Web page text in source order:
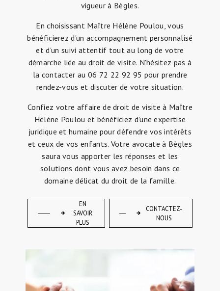
vigueur à Bègles.
En choisissant Maître Hélène Poulou, vous
bénéficierez d'un accompagnement personnalisé
et d'un suivi attentif tout au long de votre
démarche liée au droit de visite. N'hésitez pas à
la contacter au 06 72 22 92 95 pour prendre
rendez-vous et discuter de votre situation.
Confiez votre affaire de droit de visite à Maître
Hélène Poulou et bénéficiez d'une expertise
juridique et humaine pour défendre vos intérêts
et ceux de vos enfants. Votre avocate à Bègles
saura vous apporter les réponses et les
solutions dont vous avez besoin dans ce
domaine délicat du droit de la famille.
EN
SAVOIR
PLUS
CONTACTEZ-
NOUS